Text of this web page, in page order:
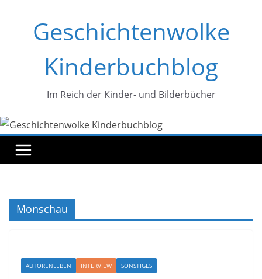
springenGeschichtenwolke
Kinderbuchblog
Im Reich der Kinder- und Bilderbücher
Monschau
AUTORENLEBEN INTERVIEW SONSTIGES